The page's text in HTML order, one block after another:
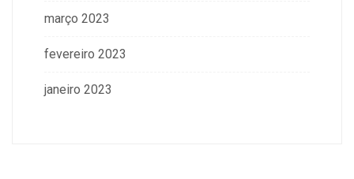
março 2023
fevereiro 2023
janeiro 2023